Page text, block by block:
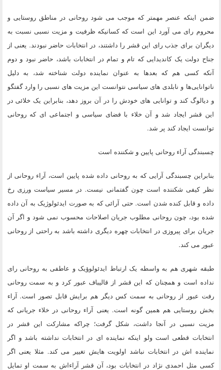
ضمن اینکه عنصر مهمتر که موجب می شود روحانی در مناطق روستایی و
محروم رای می آورد این است که کسانیکه ظرفیت و مزیت نسبی نسبت به
دیگران برای جذب رای این قشر را داشتند، در انتخابات حاضر نبودند. یعنی از
جناح دولت یک کاندیدایی که تام و تمام در انتخابات باشد، حاضر نبود و دوم
آنکه کسی هم که بعدها به عنوان نماینده دولت شناخته شد، به دلیل
ناتوانایی‌ها و نابلدی های سیاسی نتوانست این مزیت های نسبی را وارد گفتگو
و دیالوگ کند و توانایی های خودش را در آن بروز دهد، بنابراین یک خلائی در
این قشر ایجاد شد و آن خلاء با فضای سیاسی و اجتماعی ای که روحانی
توانست ایجاد کند پر شد.
چسبندگی آراء روحانی پایین و شکننده است
بنابراین چسبندگی آرایی که به روحانی داده شده پایین است، آراء روحانی از
نظر کیفی شکننده است چون گفتمانی نیست. در مسیر سیاست ورزی رخ
داده و قابل کنده شدن است. حتی آرائی که به صورت ایدئولوژیک به آن داده
شده بود، چون روحانی مطلوب جریان اصلاحات محسوب نمی شود و اگر آن
جریان برای پیروزی در انتخابات چهره دیگری داشته باشد به راحتی از روحانی
عبور می کند.
طبقه شهری هم به واسطه یک ارتباط ایدئولوؤیک و عاطفی به روحانی رای
نداده است و همچنان که این قشر از قالیباف عبور کرد و به سمت روحانی
رفت عبور از روحانی به سمت کس دیگر هم برایش قابل تصور است. آراء
بخش روستایی هم همین گونه است. یعنی آراء روحانی در خلاء جریانی که
مزیت نسبی در آنجا داشت، شکل گرفت؛ چراکه مشارکت این قشر در
انتخابات قطعی است ولو اینکه نماینده ای در انتخابات نداشته باشد و اگر
نماینده اش در انتخابات نباشد اولویت هایش تغییر می کند. مثلا یعنی اگر
کسی مثل احمدی نژاد در انتخابات بود، آن قشر آراءاش به سمت او تمایل